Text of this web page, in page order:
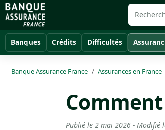
Banques Crédits Difficultés
Banque Assurance France Assurances en France
Publié le 2 mai 2026 - Modifié